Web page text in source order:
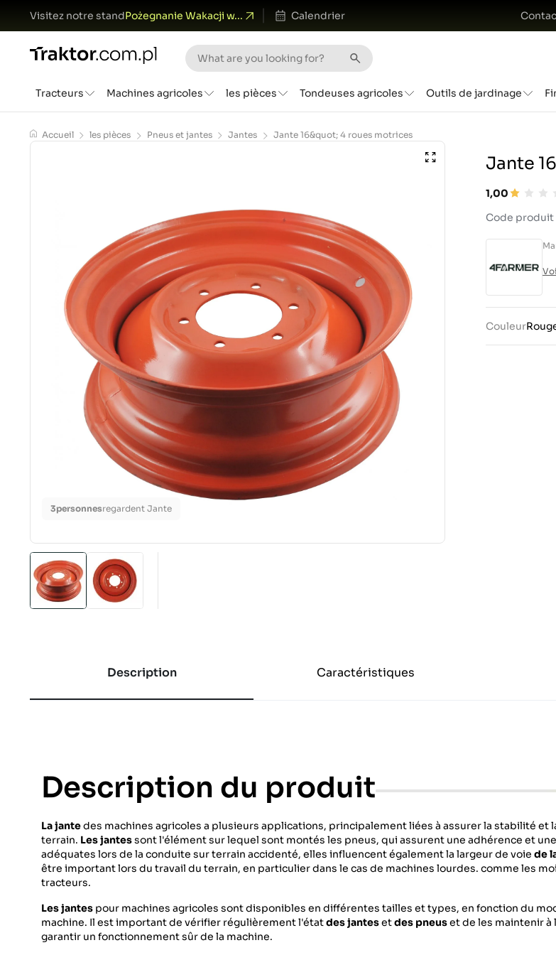
Visitez notre standPożegnanie Wakacji w... Calendrier
Tracteurs Machines agricoles les pièces Tondeuses agricoles Outils de jardinage
Accueil les pièces Pneus et jantes Jantes Jante 16&quot; 4 roues motrices
3personnesregardent Jante
Jante
1,00
Code produit
Couleur
Description Caractéristiques
Description du produit
La jantedes machines agricoles a plusieurs applications, principalement liées à assurer la stabilité et
terrain. Les jantessont l'élément sur lequel sont montés les pneus, qui assurent une adhérence et
adéquates lors de la conduite sur terrain accidenté, elles influencent également la largeur de voie de
être important lors du travail du terrain, en particulier dans le cas de machines lourdes. comme les
tracteurs.
Les jantes pour machines agricoles sont disponibles en différentes tailles et types, en fonction du
machine. Il est important de vérifier régulièrement l'étatdes jantesetdes pneuset de les maintenir
garantir un fonctionnement sûr de la machine.